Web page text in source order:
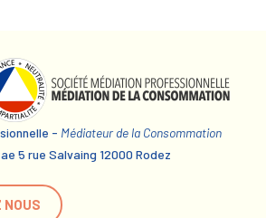
- Médiateur de la Consommation
5 rue Salvaing 12000 Rodez
NOUS